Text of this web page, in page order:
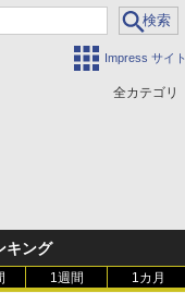
Impress サイト
全カテゴリ
キング
1週間 1カ月